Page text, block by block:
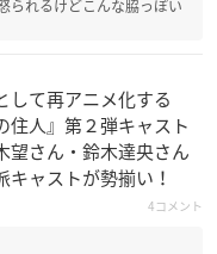
ZOMBIE-LOAN
紀多みちる
られるけどこんな脇っぽい
して再アニメ化する
住人』第２弾キャスト
望さん・鈴木達央さん
キャストが勢揃い！
4コメント